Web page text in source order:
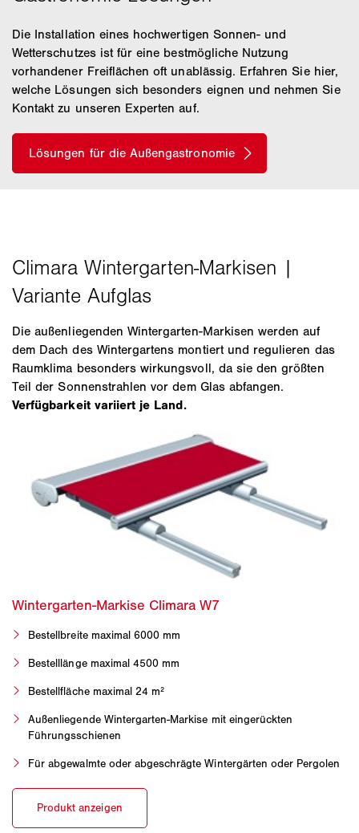
Die Installation eines hochwertigen Sonnen- und
Wetterschutzes ist für eine bestmögliche Nutzung
vorhandener Freiflächen oft unablässig. Erfahren Sie hier,
welche Lösungen sich besonders eignen und nehmen Sie
Kontakt zu unseren Experten auf.
Die außenliegenden Wintergarten-Markisen werden auf
dem Dach des Wintergartens montiert und regulieren das
Raumklima besonders wirkungsvoll, da sie den größten
Teil der Sonnenstrahlen vor dem Glas abfangen.
Verfügbarkeit variiert je Land.
Bestellbreite maximal 6000 mm
Bestelllänge maximal 4500 mm
Bestellfläche maximal 24 m²
Außenliegende Wintergarten-Markise mit eingerückten
Führungsschienen
Für abgewalmte oder abgeschrägte Wintergärten oder Pergolen